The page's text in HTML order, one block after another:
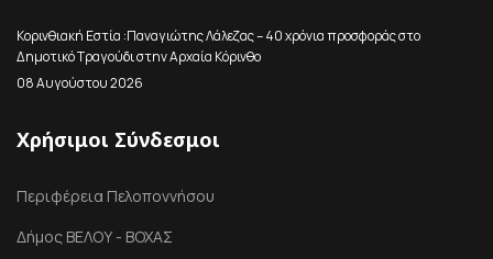
Κορινθιακή Εστία :Παναγιώτης Λάλεζας – 40 χρόνια προσφοράς στο
Δημοτικό Τραγούδι στην Αρχαία Κόρινθο
08 Αυγούστου 2026
Χρήσιμοι Σύνδεσμοι
Περιφέρεια Πελοποννήσου
Δήμος ΒΕΛΟΥ - ΒΟΧΑΣ